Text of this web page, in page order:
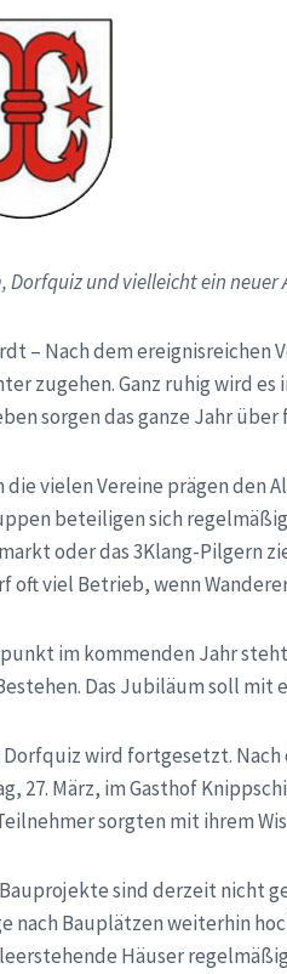
Dorfquiz und vielleicht ein neuer
– Nach dem ereignisreichen
zugehen. Ganz ruhig wird
sorgen das ganze Jahr
die vielen Vereine prägen den
beteiligen sich
oder das 3Klang-Pilgern
oft viel Betrieb, wenn
im kommenden Jahr
Das Jubiläum soll mit
Dorfquiz wird fortgesetzt.
27. März, im Gasthof
sorgten mit ihrem
sind derzeit nicht
nach Bauplätzen weiterhin
Häuser